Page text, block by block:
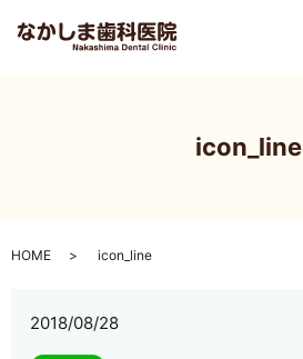
icon_line
HOME icon_line
2018/08/28